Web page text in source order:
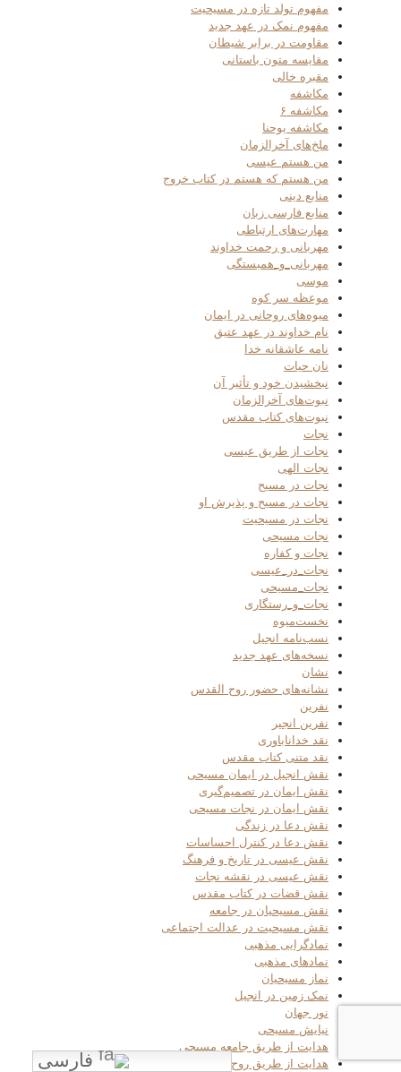
مفهوم تولد تازه در مسیحیت
مفهوم نمک در عهد جدید
مقاومت در برابر شیطان
مقایسه متون باستانی
مقبره خالی
مکاشفه
مکاشفه ۶
مکاشفه یوحنا
ملخ‌های آخرالزمان
من هستم عیسی
من هستم که هستم در کتاب خروج
منابع دینی
منابع فارسی زبان
مهارت‌های ارتباطی
مهربانی و رحمت خداوند
مهربانی_و_همبستگی
موسی
موعظه سر کوه
میوه‌های روحانی در ایمان
نام خداوند در عهد عتیق
نامه عاشقانه خدا
نان حیات
نبخشیدن خود و تأثیر آن
نبوت‌های آخرالزمان
نبوت‌های کتاب مقدس
نجات
نجات از طریق عیسی
نجات الهی
نجات در مسیح
نجات در مسیح و پذیرش او
نجات در مسیحیت
نجات مسیحی
نجات و کفاره
نجات_در_عیسی
نجات_مسیحی
نجات_و_رستگاری
نخست‌میوه
نسب‌نامه انجیل
نسخه‌های عهد جدید
نشان
نشانه‌های حضور روح القدس
نفرین
نفرین انجیر
نقد خداناباوری
نقد متنی کتاب مقدس
نقش انجیل در ایمان مسیحی
نقش ایمان در تصمیم‌گیری
نقش ایمان در نجات مسیحی
نقش دعا در زندگی
نقش دعا در کنترل احساسات
نقش عیسی در تاریخ و فرهنگ
نقش عیسی در نقشه نجات
نقش قضات در کتاب مقدس
نقش مسیحیان در جامعه
نقش مسیحیت در عدالت اجتماعی
نمادگرایی مذهبی
نمادهای مذهبی
نماز مسیحیان
نمک زمین در انجیل
نور جهان
نیایش مسیحی
هدایت از طریق جامعه مسیحی
هدایت از طریق روح‌القدس
فارسی